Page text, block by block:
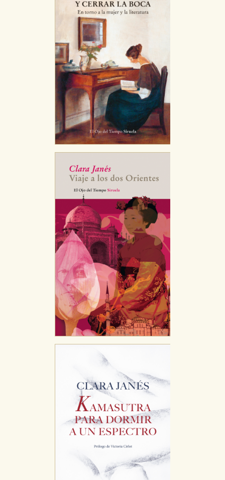
CONFIGURACIÓN DE COOKIES
RECHAZAR TODO
Cookies necesarias
Estas cookies son necesarias para que nuestro sitio
web funcione y no es posible deshabilitarlas desde
navegador, pero en ese caso es posible que algunas
áreas de nuestra web dejen de funcionar